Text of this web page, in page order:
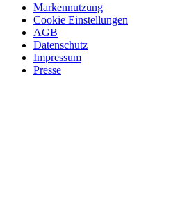
Markennutzung
Cookie Einstellungen
AGB
Datenschutz
Impressum
Presse